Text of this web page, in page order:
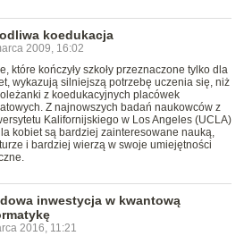
koedukacja
2009, 16:02
które kończyły szkoły przeznaczone tylko dla
wykazują silniejszą potrzebę uczenia się, niż
z koedukacyjnych placówek
Z najnowszych badań naukowców z
Kalifornijskiego w Los Angeles (UCLA)
kobiet są bardziej zainteresowane nauką,
i bardziej wierzą w swoje umiejętności
inwestycja w kwantową
2016, 11:21